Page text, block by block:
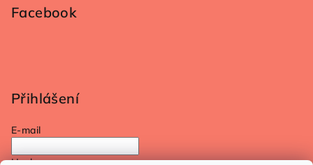
Facebook
Přihlášení
E-mail
Heslo